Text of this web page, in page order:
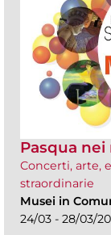
Pasqua nei
Concerti, arte,
straordinarie
Musei in
24/03 - 28/03/